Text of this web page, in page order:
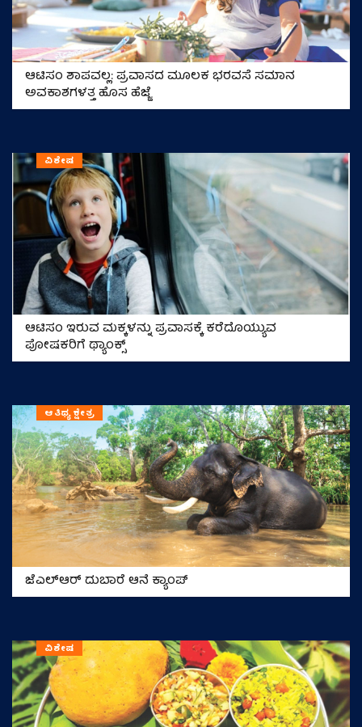
ಆಟಿಸಂ ಶಾಪವಲ್ಲ: ಪ್ರವಾಸದ ಮೂಲಕ ಭರವಸೆ ಸಮಾನ
ಅವಕಾಶಗಳತ್ತ ಹೊಸ ಹೆಜ್ಜೆ
ವಿಶೇಷ
ಆಟಿಸಂ ಇರುವ ಮಕ್ಕಳನ್ನು ಪ್ರವಾಸಕ್ಕೆ ಕರೆದೊಯ್ಯುವ
ಪೋಷಕರಿಗೆ ಥ್ಯಾಂಕ್ಸ್
ಆತಿಥ್ಯ ಕ್ಷೇತ್ರ
ಜೆಎಲ್‌ಆರ್‌ ದುಬಾರೆ ಆನೆ ಕ್ಯಾಂಪ್
ವಿಶೇಷ